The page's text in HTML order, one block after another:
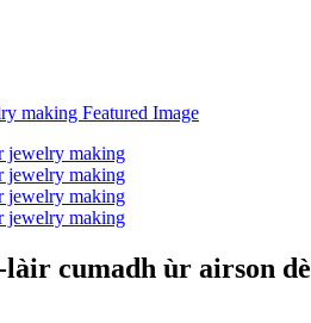
cumadh ùr airson